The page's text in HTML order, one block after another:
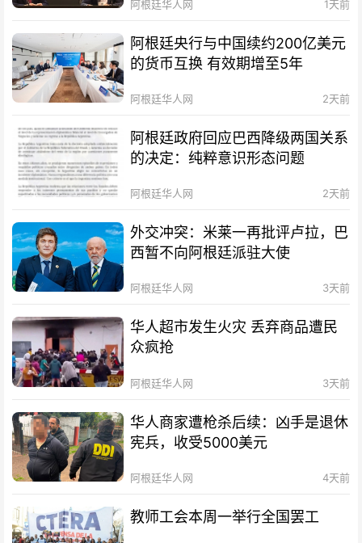
阿根廷华人网 1天前
阿根廷央行与中国续约200亿美元
的货币互换 有效期增至5年
阿根廷华人网 2天前
阿根廷政府回应巴西降级两国关系
的决定：纯粹意识形态问题
阿根廷华人网 2天前
外交冲突：米莱一再批评卢拉，巴
西暂不向阿根廷派驻大使
阿根廷华人网 3天前
华人超市发生火灾 丢弃商品遭民
众疯抢
阿根廷华人网 3天前
华人商家遭枪杀后续：凶手是退休
宪兵，收受5000美元
阿根廷华人网 4天前
教师工会本周一举行全国罢工